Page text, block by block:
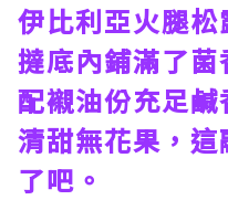
伊比利亞火腿
撻底內鋪滿了菌
配襯油份充足
清甜無花果，
了吧。